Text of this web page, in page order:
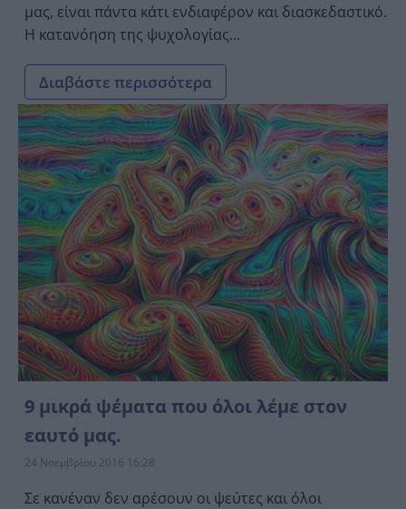
μας, είναι πάντα κάτι ενδιαφέρον και διασκεδαστικό.
Η κατανόηση της ψυχολογίας...
Διαβάστε περισσότερα
9 μικρά ψέματα που όλοι λέμε στον
εαυτό μας.
24 Νοεμβρίου 2016 16:28
Σε κανέναν δεν αρέσουν οι ψεύτες και όλοι